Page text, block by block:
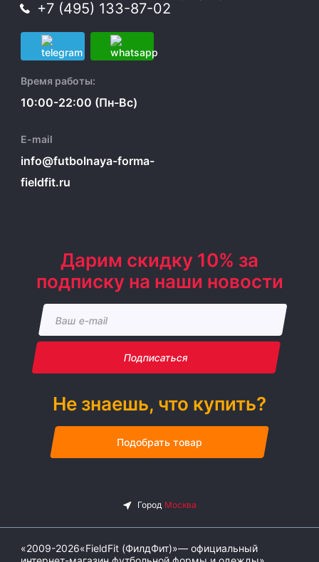
+7 (495) 133-87-02
Время работы:
10:00-22:00 (Пн-Вс)
E-mail
info@futbolnaya-forma-
fieldfit.ru
Дарим скидку 10% за
подписку на наши новости
Подписаться
Не знаешь, что купить?
Подобрать товар
«2009-2026«FieldFit (ФилдФит)»— официальный